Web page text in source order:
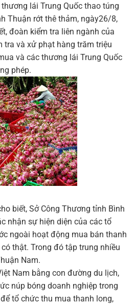
lái Trung Quốc thao túng
Thuận rớt thê thảm, ngày26/8,
đoàn kiểm tra liên ngành của
tra và xử phạt hàng trăm triệu
và các thương lái Trung Quốc
phép.
biết, Sở Công Thương tỉnh Bình
nhận sự hiện diện của các tổ
ngoài hoạt động mua bán thanh
thật. Trong đó tập trung nhiều
Nam.
Nam bằng con đường du lịch,
núp bóng doanh nghiệp trong
tổ chức thu mua thanh long,